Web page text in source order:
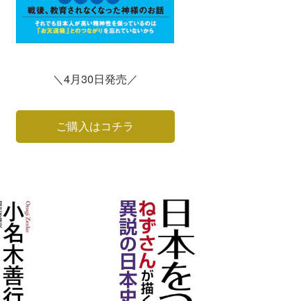
＼4月30日発売／
ご購入はコチラ